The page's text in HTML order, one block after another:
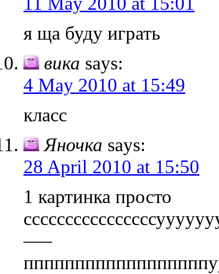
я ща буду играть
вика says:
4 May 2010 at 15:49
класс
Яночка says:
28 April 2010 at 15:50
1 картинка просто
—–